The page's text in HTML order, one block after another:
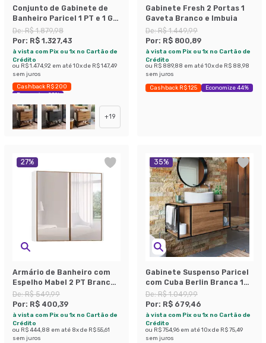
Conjunto de Gabinete de
Banheiro Paricel 1 PT e 1 GV
com Cuba Ametista Branca
e Espelheira Angel 1 PT
Preto e Mel
De:R$ 1.879,98
Por: R$ 1.327,43
à vista com Pix ou 1x no Cartão de
Crédito
ou R$ 1.474,92 em até10x de R$ 147,49
sem juros
Cashback R$ 200
Economize 29%
+19
Gabinete Fresh 2 Portas 1
Gaveta Branco e Imbuia
De:R$ 1.449,99
Por: R$ 800,89
à vista com Pix ou 1x no Cartão de
Crédito
ou R$ 889,88 em até10x de R$ 88,98
sem juros
Cashback R$ 125 Economize 44%
27%
Armário de Banheiro com
Espelho Mabel 2 PT Branco
e Madeirado
De:R$ 549,99
Por: R$ 400,39
à vista com Pix ou 1x no Cartão de
Crédito
ou R$ 444,88 em até 8x de R$ 55,61
sem juros
35%
Gabinete Suspenso Paricel
com Cuba Berlin Branca 1
PT Mel
De:R$ 1.049,99
Por: R$ 679,46
à vista com Pix ou 1x no Cartão de
Crédito
ou R$ 754,96 em até10x de R$ 75,49
sem juros